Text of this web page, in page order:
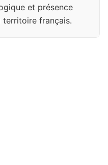
et présence
territoire français.